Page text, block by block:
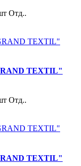
Отд..
TEXTIL"
Отд..
TEXTIL"